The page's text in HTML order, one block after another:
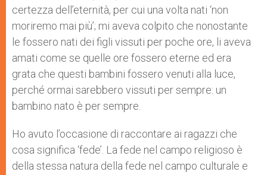
certezza dell’eternità, per cui una volta nati ‘non
moriremo mai più’; mi aveva colpito che nonostante
le fossero nati dei figli vissuti per poche ore, li aveva
amati come se quelle ore fossero eterne ed era
grata che questi bambini fossero venuti alla luce,
perché ormai sarebbero vissuti per sempre: un
bambino nato è per sempre.
Ho avuto l’occasione di raccontare ai ragazzi che
cosa significa ‘fede’. La fede nel campo religioso è
della stessa natura della fede nel campo culturale e